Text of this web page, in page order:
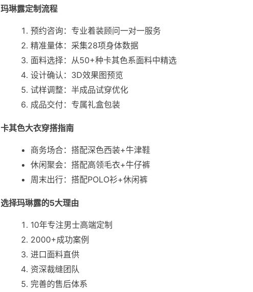
玛琳露定制流程
预约咨询：专业着装顾问一对一服务
精准量体：采集28项身体数据
面料选择：从50+种卡其色系面料中精选
设计确认：3D效果图预览
试样调整：半成品试穿优化
成品交付：专属礼盒包装
卡其色大衣穿搭指南
商务场合：搭配深色西装+牛津鞋
休闲聚会：搭配高领毛衣+牛仔裤
周末出行：搭配POLO衫+休闲裤
选择玛琳露的5大理由
10年专注男士高端定制
2000+成功案例
进口面料直供
资深裁缝团队
完善的售后体系